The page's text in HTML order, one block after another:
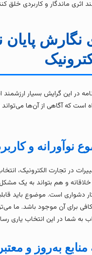
ماندگار و کاربردی خلق کنند.
پایان
گرایش بسیار ارزشمند است،
آگاهی از آن‌ها می‌تواند به
و کاربردی
تجارت الکترونیک، انتخاب
و هم بتواند به یک مشکل
است. موضوع باید قابلیت
آن موجود باشد. ما می‌توانیم
در این انتخاب یاری رسانیم.
به‌روز و معتبر